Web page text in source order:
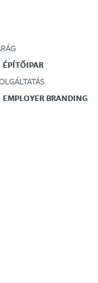
ÉPÍTŐIPAR
EMPLOYER BRANDING